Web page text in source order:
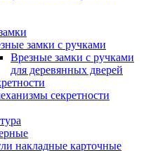
замки с ручками
Врезные замки с ручками
для деревянных дверей
секретности
накладные карточные